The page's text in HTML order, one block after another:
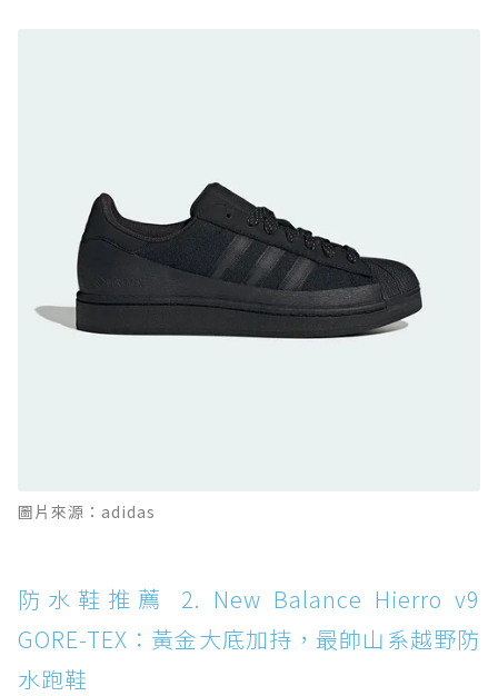
防水鞋推薦 10. PUMA Voyage NITRO™ 4
GORE-TEX：氮氣中底注入，回彈與防滑兼具的
全天候越野跑鞋
防水鞋推薦 11. On Cloudhorizon 2 WP：腳
感軟彈、搭載 Missiongrip™ 的防水輕越野鞋
Boot：馬汀首款雨靴登場，經典八孔加上全防
防水鞋推薦 14. SKECHERS BADGER
WATERPROOF：一踩即穿懶人神器！搭載固特
異大底與全防水厚底健走鞋
防水鞋推薦 15. Brooks Cascadia 19 GTX：注
圖片來源：adidas
防水鞋推薦 2. New Balance Hierro v9
GORE-TEX：黃金大底加持，最帥山系越野防
水跑鞋